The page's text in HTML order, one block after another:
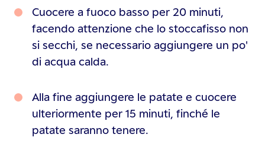
Cuocere a fuoco basso per 20 minuti,
facendo attenzione che lo stoccafisso non
si secchi, se necessario aggiungere un po'
di acqua calda.
Alla fine aggiungere le patate e cuocere
ulteriormente per 15 minuti, finché le
patate saranno tenere.